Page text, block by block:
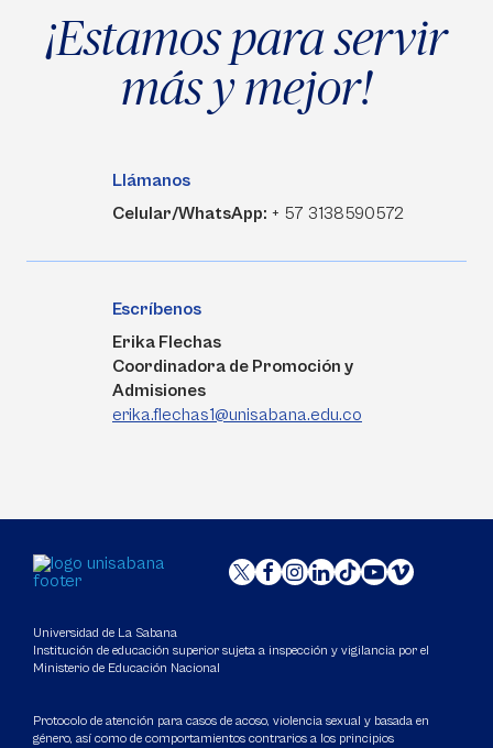
¡Estamos para servir
más y mejor!
Llámanos
Celular/WhatsApp: + 57 3138590572
Escríbenos
Erika Flechas
Coordinadora de Promoción y
Admisiones
erika.flechas1@unisabana.edu.co
Universidad de La Sabana
Institución de educación superior sujeta a inspección y vigilancia por el
Ministerio de Educación Nacional
Protocolo de atención para casos de acoso, violencia sexual y basada en
género, así como de comportamientos contrarios a los principios